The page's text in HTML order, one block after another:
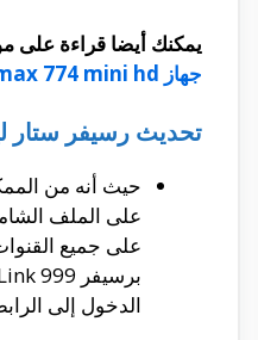
يمكنك أيضا قراءة على
جهاز new max 774 mini hd
تحديث رسيفر ستار لينك
حيث أنه من
على الملف
على جميع
الدخول إلى